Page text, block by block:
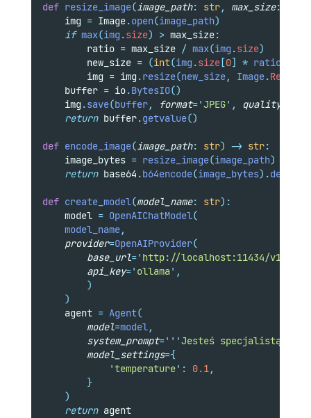
def resize_image(image_path: str, max_size:
    img
= Image.open(image_path)
if max(img .size) > max_size:
        ratio
= max_size / max(img .size)
        new_size
= (int(img .size[0] * ratio
        img
= img .resize(new_size, Image.
    buffer
= io.BytesIO()
    img
.save(buffer, format='JPEG' , quality
return buffer.getvalue()
def encode_image(image_path: str) -> str:
    image_bytes
= resize_image(image_path)
return base64 .b64encode(image_bytes).decode
def create_model(model_name: str):
    model
= OpenAIChatModel(
    model_name
,
provider=OpenAIProvider(
base_url=' http://localhost:11434/v1
api_key=' ollama' ,
)
)
    agent
= Agent(
model=model,
system_prompt='''Jesteś specjalistą od
model_settings={
'temperature' : 0.1,
}
)
return agent